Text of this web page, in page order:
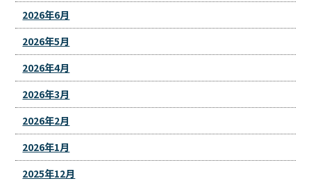
2026年6月
2026年5月
2026年4月
2026年3月
2026年2月
2026年1月
2025年12月